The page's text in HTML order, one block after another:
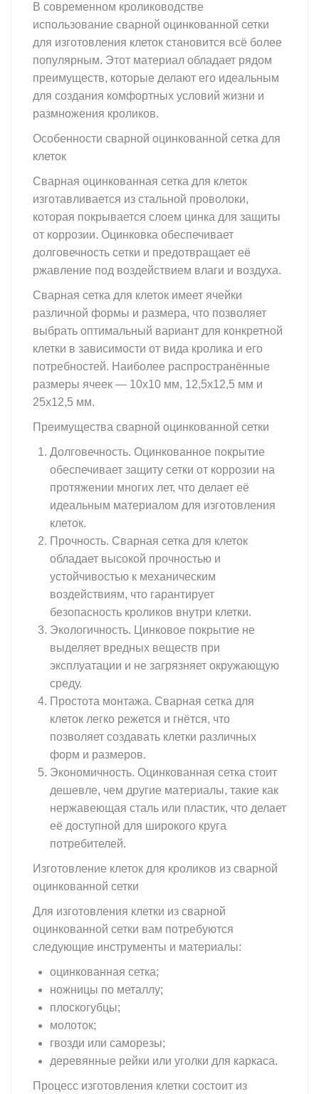
В современном кролиководстве
использование сварной оцинкованной сетки
для изготовления клеток становится всё более
популярным. Этот материал обладает рядом
преимуществ, которые делают его идеальным
для создания комфортных условий жизни и
размножения кроликов.
Особенности сварной оцинкованной сетка для
клеток
Сварная оцинкованная сетка для клеток
изготавливается из стальной проволоки,
которая покрывается слоем цинка для защиты
от коррозии. Оцинковка обеспечивает
долговечность сетки и предотвращает её
ржавление под воздействием влаги и воздуха.
Сварная сетка для клеток имеет ячейки
различной формы и размера, что позволяет
выбрать оптимальный вариант для конкретной
клетки в зависимости от вида кролика и его
потребностей. Наиболее распространённые
размеры ячеек — 10х10 мм, 12,5х12,5 мм и
25х12,5 мм.
Преимущества сварной оцинкованной сетки
Долговечность. Оцинкованное покрытие
обеспечивает защиту сетки от коррозии на
протяжении многих лет, что делает её
идеальным материалом для изготовления
клеток.
Прочность. Сварная сетка для клеток
обладает высокой прочностью и
устойчивостью к механическим
воздействиям, что гарантирует
безопасность кроликов внутри клетки.
Экологичность. Цинковое покрытие не
выделяет вредных веществ при
эксплуатации и не загрязняет окружающую
среду.
Простота монтажа. Сварная сетка для
клеток легко режется и гнётся, что
позволяет создавать клетки различных
форм и размеров.
Экономичность. Оцинкованная сетка стоит
дешевле, чем другие материалы, такие как
нержавеющая сталь или пластик, что делает
её доступной для широкого круга
потребителей.
Изготовление клеток для кроликов из сварной
оцинкованной сетки
Для изготовления клетки из сварной
оцинкованной сетки вам потребуются
следующие инструменты и материалы:
оцинкованная сетка;
ножницы по металлу;
плоскогубцы;
молоток;
гвозди или саморезы;
деревянные рейки или уголки для каркаса.
Процесс изготовления клетки состоит из